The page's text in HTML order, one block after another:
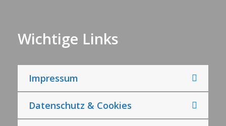
Wichtige Links
Impressum
Datenschutz & Cookies